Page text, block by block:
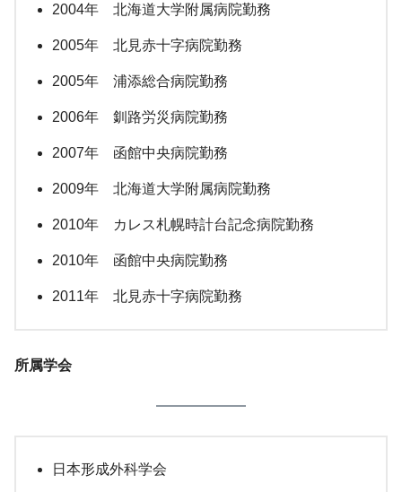
2004年 北海道大学附属病院勤務
2005年 北見赤十字病院勤務
2005年 浦添総合病院勤務
2006年 釧路労災病院勤務
2007年 函館中央病院勤務
2009年 北海道大学附属病院勤務
2010年 カレス札幌時計台記念病院勤務
2010年 函館中央病院勤務
2011年 北見赤十字病院勤務
所属学会
日本形成外科学会